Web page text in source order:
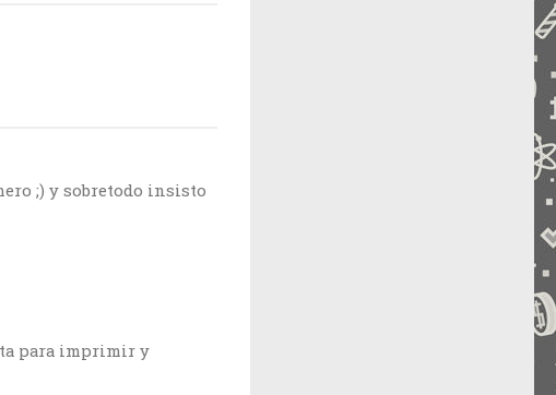
;) y sobretodo insisto
para imprimir y